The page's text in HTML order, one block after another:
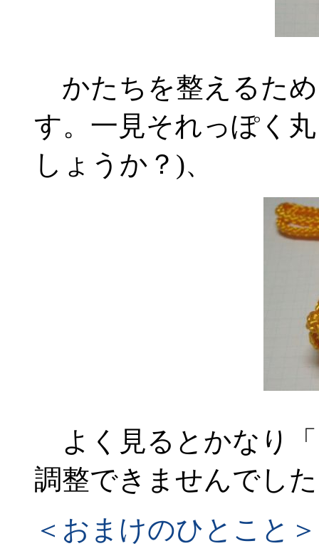
かたちを整えるた
す。一見それっぽく
しょうか？)、
よく見るとかなり
調整できませんでし
＜おまけのひとこと＞